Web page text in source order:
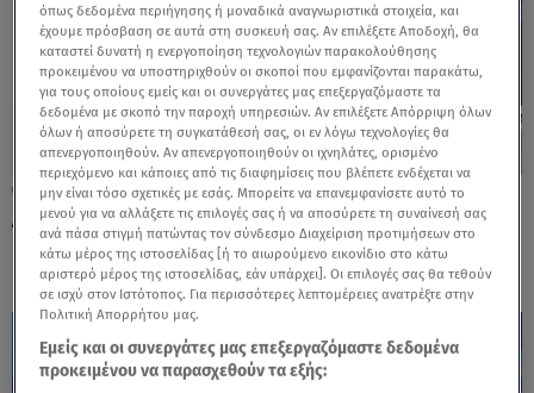
03.06.26, 18:17
Δημοσκόπηση του Star και της GPO στο
Κεντρικό Δελτίο με τη Μάρα Ζαχαρέα
όπως δεδομένα περιήγησης ή μοναδικά αναγνωριστικά στοιχεία, και
έχουμε πρόσβαση σε αυτά στη συσκευή σας. Αν επιλέξετε Αποδοχή, θα
καταστεί δυνατή η ενεργοποίηση τεχνολογιών παρακολούθησης
προκειμένου να υποστηριχθούν οι σκοποί που εμφανίζονται παρακάτω,
για τους οποίους εμείς και οι συνεργάτες μας επεξεργαζόμαστε τα
δεδομένα με σκοπό την παροχή υπηρεσιών. Αν επιλέξετε Απόρριψη όλων
όλων ή αποσύρετε τη συγκατάθεσή σας, οι εν λόγω τεχνολογίες θα
απενεργοποιηθούν. Αν απενεργοποιηθούν οι ιχνηλάτες, ορισμένο
περιεχόμενο και κάποιες από τις διαφημίσεις που βλέπετε ενδέχεται να
μην είναι τόσο σχετικές με εσάς. Μπορείτε να επανεμφανίσετε αυτό το
μενού για να αλλάξετε τις επιλογές σας ή να αποσύρετε τη συναίνεσή σας
ανά πάσα στιγμή πατώντας τον σύνδεσμο Διαχείριση προτιμήσεων στο
κάτω μέρος της ιστοσελίδας [ή το αιωρούμενο εικονίδιο στο κάτω
αριστερό μέρος της ιστοσελίδας, εάν υπάρχει]. Οι επιλογές σας θα τεθούν
σε ισχύ στον Ιστότοπος. Για περισσότερες λεπτομέρειες ανατρέξτε στην
Πολιτική Απορρήτου μας.
Εμείς και οι συνεργάτες μας επεξεργαζόμαστε δεδομένα
προκειμένου να παρασχεθούν τα εξής: